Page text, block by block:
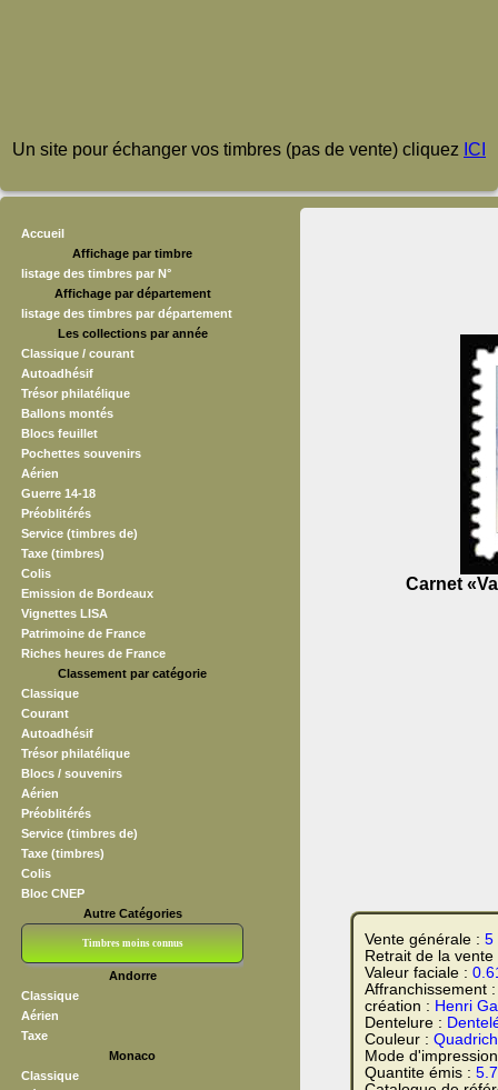
Un site pour échanger vos timbres (pas de vente) cliquez ICI
Accueil
Affichage par timbre
listage des timbres par N°
Affichage par département
listage des timbres par département
Les collections par année
Classique / courant
Autoadhésif
Trésor philatélique
Ballons montés
Blocs feuillet
Pochettes souvenirs
Aérien
Guerre 14-18
Préoblitérés
Service (timbres de)
Taxe (timbres)
Colis
Emission de Bordeaux
Vignettes LISA
Patrimoine de France
Riches heures de France
Classement par catégorie
Classique
Courant
Autoadhésif
Trésor philatélique
Blocs / souvenirs
Aérien
Préoblitérés
Service (timbres de)
Taxe (timbres)
Colis
Bloc CNEP
Autre Catégories
Timbres moins connus
Andorre
Classique
Aérien
Taxe
Monaco
Classique
Carnet
Vente générale : 5
Retrait de la
Valeur faciale :
Affranchissement
création : Henri
Dentelure :
Couleur :
Mode
Quantite émis :